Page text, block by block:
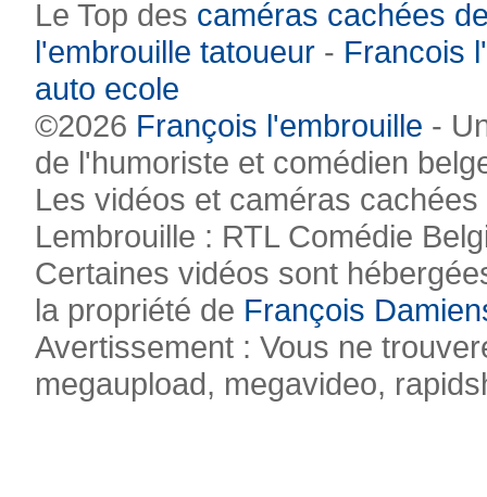
Le Top des caméras cachées
l'embrouille tatoueur - Francois
auto ecole
©2026 François l'embrouille -
de l'humoriste et comédien
Les vidéos et caméras
Lembrouille : RTL Comédie
Certaines vidéos sont
la propriété de François
Avertissement : Vous ne
megaupload, megavideo,